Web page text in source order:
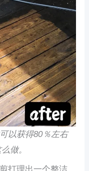
以获得80％左右
做。